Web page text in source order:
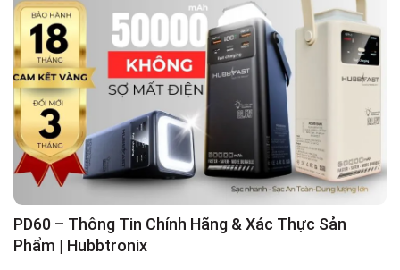
PD60 – Thông Tin Chính Hãng & Xác Thực Sản
Phẩm | Hubbtronix